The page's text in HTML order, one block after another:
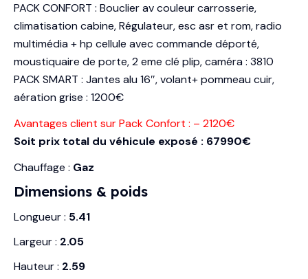
PACK CONFORT : Bouclier av couleur carrosserie,
climatisation cabine, Régulateur, esc asr et rom, radio
multimédia + hp cellule avec commande déporté,
moustiquaire de porte, 2 eme clé plip, caméra : 3810
PACK SMART : Jantes alu 16″, volant+ pommeau cuir,
aération grise : 1200€
Avantages client sur Pack Confort : – 2120€
Soit prix total du véhicule exposé : 67990€
Chauffage : Gaz
Dimensions & poids
Longueur : 5.41
Largeur : 2.05
Hauteur : 2.59